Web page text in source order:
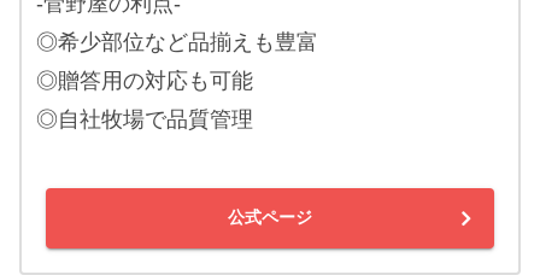
◎希少部位など品揃えも豊富
◎贈答用の対応も可能
◎自社牧場で品質管理
公式ページ